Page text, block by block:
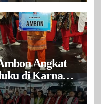
Angkat
di Karnaval